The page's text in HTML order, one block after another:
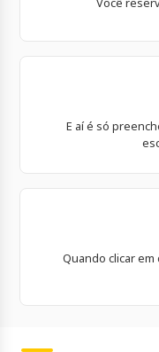
E aí é só
Quando clicar